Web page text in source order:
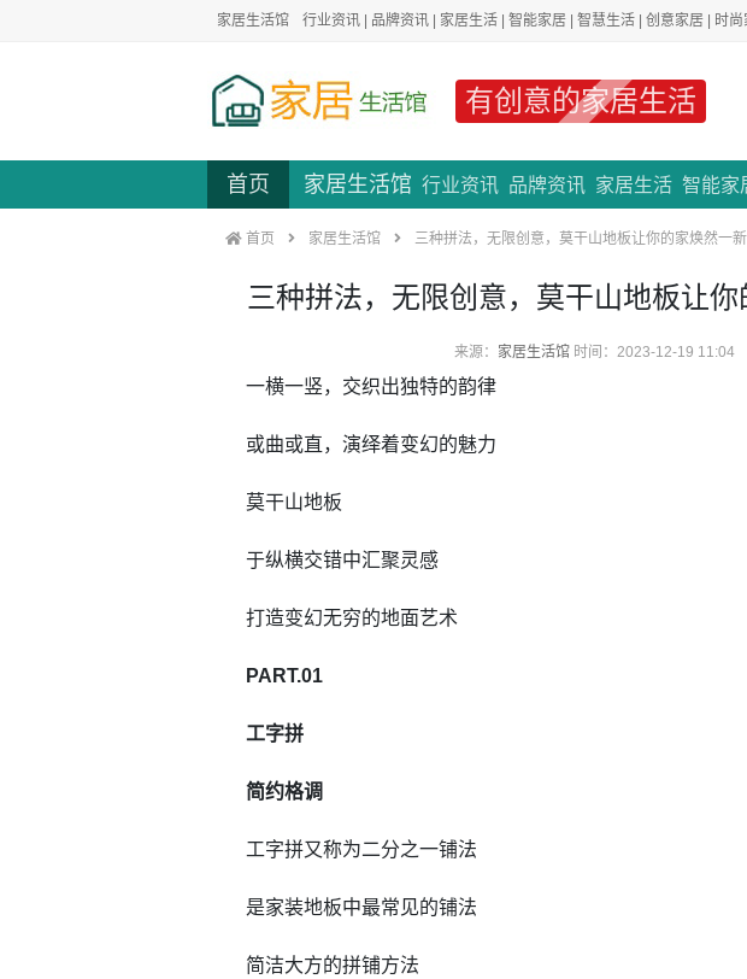
家居生活馆 行业资讯 | 品牌资讯 | 家居生活 | 智能家居 | 智慧生活 | 创意家居 | 时
有创意的家居生活
首页 家居生活馆 行业资讯 品牌资讯 家居生活 智能家
首页 家居生活馆 三种拼法，无限创意，莫干山地板让你的家焕然一新
三种拼法，无限创意，莫干山地板让你
来源： 家居生活馆时间：2023-12-19 11:04
一横一竖，交织出独特的韵律
或曲或直，演绎着变幻的魅力
莫干山地板
于纵横交错中汇聚灵感
打造变幻无穷的地面艺术
PART.01
工字拼
简约格调
工字拼又称为二分之一铺法
是家装地板中最常见的铺法
简洁大方的拼铺方法